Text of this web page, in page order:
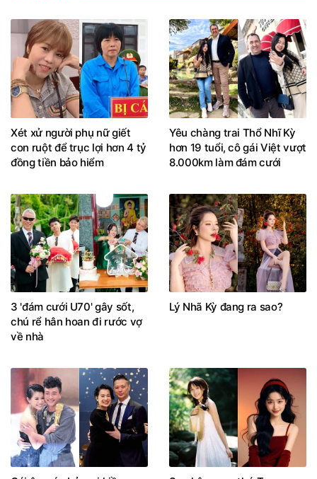
Xét xử người phụ nữ giết
con ruột để trục lợi hơn 4 tỷ
đồng tiền bảo hiểm
Yêu chàng trai Thổ Nhĩ Kỳ
hơn 19 tuổi, cô gái Việt vượt
8.000km làm đám cưới
3 'đám cưới U70' gây sốt,
chú rể hân hoan đi rước vợ
về nhà
Lý Nhã Kỳ đang ra sao?